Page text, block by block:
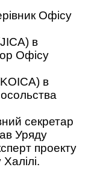
Офісу
в
Офісу
в
секретар
Уряду
проекту